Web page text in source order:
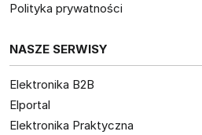
Polityka prywatności
NASZE SERWISY
Elektronika B2B
Elportal
Elektronika Praktyczna